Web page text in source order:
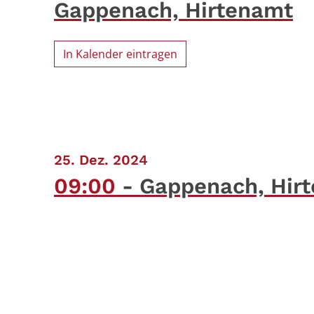
Gappenach, Hirtenamt
In Kalender eintragen
25. Dez. 2024
09:00 Gappenach,